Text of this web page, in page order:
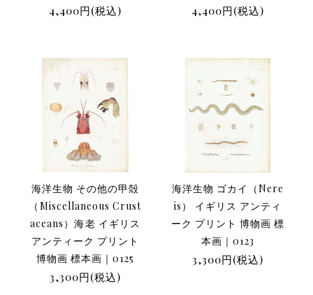
4,400円(税込) 4,400円(税込)
海洋生物 その他の甲殻
（Miscellaneous Crust
aceans）海老 イギリス
アンティーク プリント
博物画 標本画｜0125
3,300円(税込)
海洋生物 ゴカイ（Nere
is） イギリス アンティ
ーク プリント 博物画 標
本画｜0123
3,300円(税込)